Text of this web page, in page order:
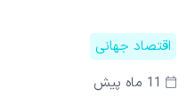
اقتصاد جهانی
11 ماه پیش